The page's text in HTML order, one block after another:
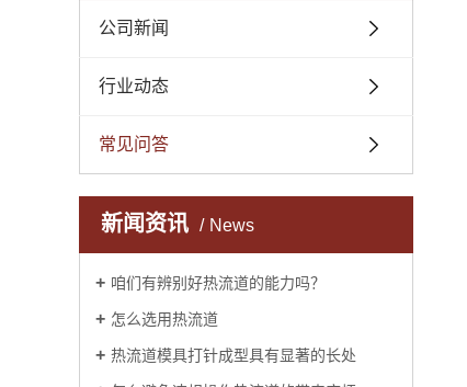
公司新闻
行业动态
常见问答
新闻资讯 News
咱们有辨别好热流道的能力吗？
怎么选用热流道
热流道模具打针成型具有显著的长处